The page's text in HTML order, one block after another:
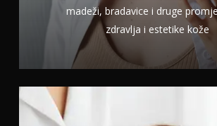
madeži, bradavice i druge
zdravlja i estetike kože